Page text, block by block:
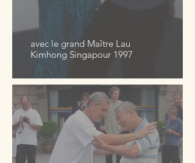
avec le grand Maître Lau
Kimhong Singapour 1997